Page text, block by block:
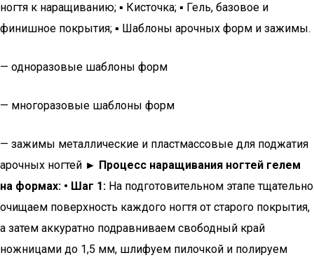
ногтя к наращиванию; ▪ Кисточка; ▪ Гель, базовое и
финишное покрытия; ▪ Шаблоны арочных форм и зажимы.
— одноразовые шаблоны форм
— многоразовые шаблоны форм
— зажимы металлические и пластмассовые для поджатия
арочных ногтей ► Процесс наращивания ногтей гелем
на формах: • Шаг 1: На подготовительном этапе тщательно
очищаем поверхность каждого ногтя от старого покрытия,
а затем аккуратно подравниваем свободный край
ножницами до 1,5 мм, шлифуем пилочкой и полируем